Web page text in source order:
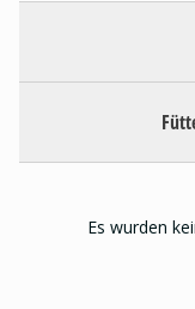
Es wurden